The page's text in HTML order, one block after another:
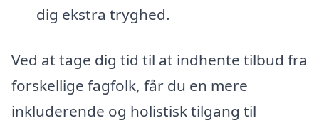
dig ekstra tryghed.
Ved at tage dig tid til at indhente tilbud fra
forskellige fagfolk, får du en mere
inkluderende og holistisk tilgang til